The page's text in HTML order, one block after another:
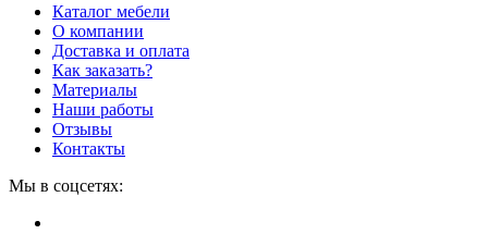
Каталог мебели
О компании
Доставка и оплата
Как заказать?
Материалы
Наши работы
Отзывы
Контакты
Мы в соцсетях: